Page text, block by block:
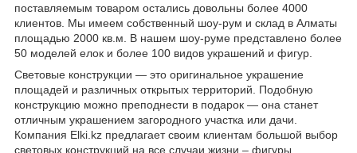
поставляемым товаром остались довольны более 4000
клиентов. Мы имеем собственный шоу-рум и склад в Алматы
площадью 2000 кв.м. В нашем шоу-руме представлено более
50 моделей елок и более 100 видов украшений и фигур.
Световые конструкции — это оригинальное украшение
площадей и различных открытых территорий. Подобную
конструкцию можно преподнести в подарок — она станет
отличным украшением загородного участка или дачи.
Компания Elki.kz предлагает своим клиентам большой выбор
световых конструкций на все случаи жизни – фигуры